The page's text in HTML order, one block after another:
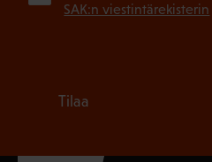
SAK:n viestintärekisterin
Tilaa